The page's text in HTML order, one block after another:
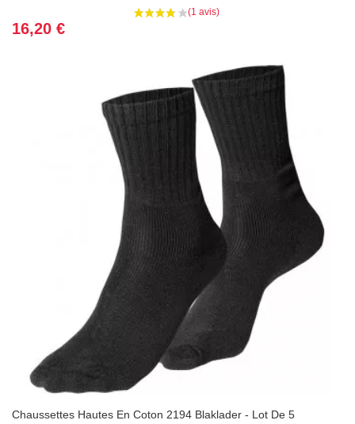
Prix
16,20 €
Chaussettes Hautes En Coton 2194 Blaklader - Lot De 5